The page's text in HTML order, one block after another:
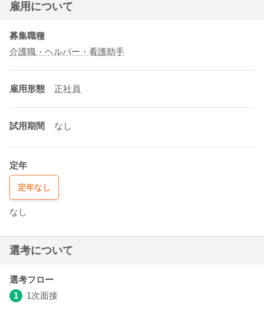
雇用について
募集職種
介護職・ヘルパー・看護助手
雇用形態 正社員
試用期間 なし
定年
定年なし
なし
選考について
選考フロー
1
1次面接